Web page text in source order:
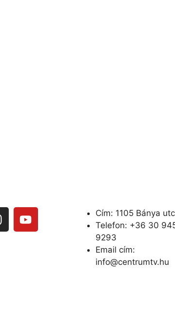
Cím: 1105 Bánya
Telefon: +36 30
9293
Email cím:
info@centrumtv.hu